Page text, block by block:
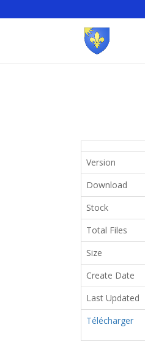
Version
Download
Stock
Total Files
Size
Create Date
Last Updated
Télécharger